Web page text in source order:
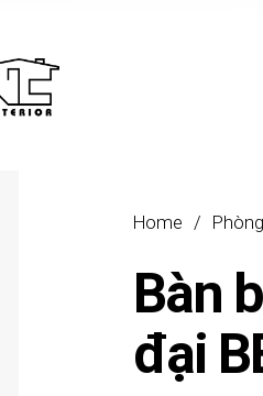
Home /
Bàn
đại